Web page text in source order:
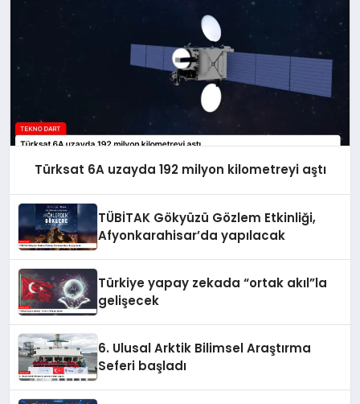
Türksat 6A uzayda 192 milyon kilometreyi aştı
TÜBİTAK Gökyüzü Gözlem Etkinliği,
Afyonkarahisar’da yapılacak
Türkiye yapay zekada “ortak akıl”la
gelişecek
6. Ulusal Arktik Bilimsel Araştırma
Seferi başladı